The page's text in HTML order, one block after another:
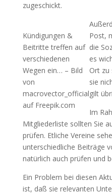
zugeschickt.
Kündigungen &
Beitritte treffen auf
verschiedenen
Wegen ein… – Bild
von
macrovector_official
auf Freepik.com
Post,
die
es
Ort zu
sie
gilt
Im
Mitgliederliste sollten Sie
prüfen. Etliche Vereine
unterschiedliche Beiträge
natürlich auch prüfen und
Ein Problem bei diesen
ist, daß sie relevanten